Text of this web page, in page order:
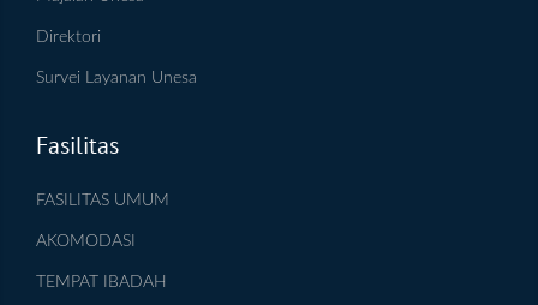
Direktori
Survei Layanan Unesa
Fasilitas
FASILITAS UMUM
AKOMODASI
TEMPAT IBADAH